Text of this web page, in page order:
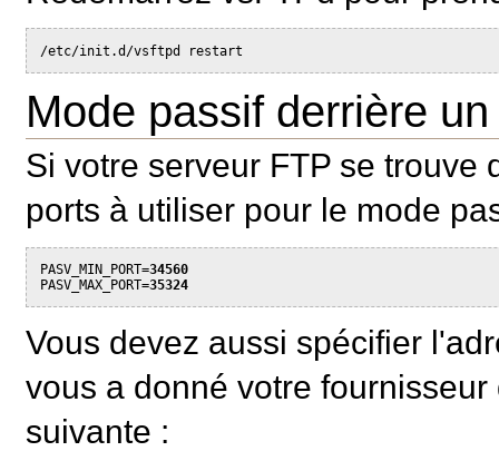
/etc/init.d/vsftpd restart
Mode passif derrière
Si votre serveur FTP se trouve
ports à utiliser pour le mode
PASV_MIN_PORT=34560
PASV_MAX_PORT=35324
Vous devez aussi spécifier
vous a donné votre
suivante :